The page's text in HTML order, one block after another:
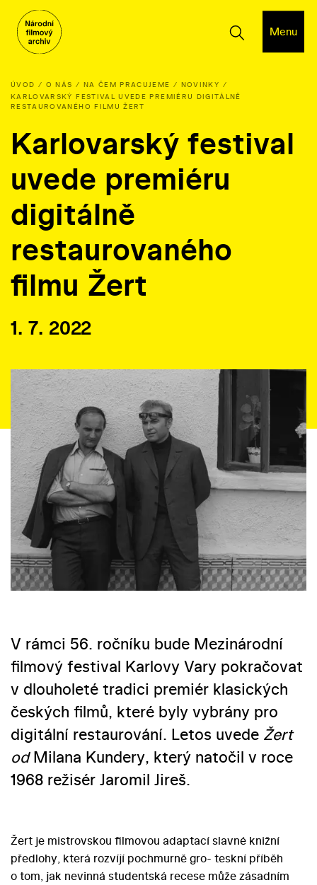
Menu
ÚVOD O NÁS NA ČEM PRACUJEME
NOVINKY
KARLOVARSKÝ FESTIVAL UVEDE PREMIÉRU DIGITÁLNĚ
RESTAUROVANÉHO FILMU ŽERT
Karlovarský festival
uvede premiéru
digitálně
restaurovaného
filmu Žert
1. 7. 2022
V rámci 56. ročníku bude Mezinárodní
filmový festival Karlovy Vary pokračovat
v dlouholeté tradici premiér klasických
českých filmů, které byly vybrány pro
digitální restaurování. Letos uvede Žert
odMilana Kundery, který natočil v roce
1968 režisér Jaromil Jireš.
Žert je mistrovskou filmovou adaptací slavné knižní
předlohy, která rozvíjí pochmurně gro- teskní příběh
o tom, jak nevinná studentská recese může zásadním